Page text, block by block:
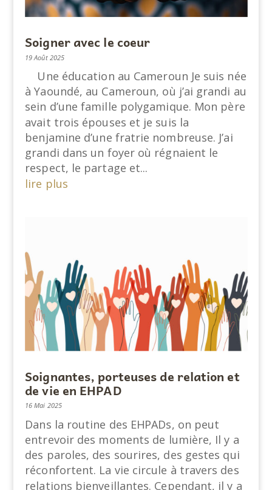
Soigner avec le coeur
19 Août 2025
Une éducation au Cameroun Je suis née
à Yaoundé, au Cameroun, où j’ai grandi au
sein d’une famille polygamique. Mon père
avait trois épouses et je suis la
benjamine d’une fratrie nombreuse. J’ai
grandi dans un foyer où régnaient le
respect, le partage et...
lire plus
Soignantes, porteuses de relation et
de vie en EHPAD
16 Mai 2025
Dans la routine des EHPADs, on peut
entrevoir des moments de lumière, Il y a
des paroles, des sourires, des gestes qui
réconfortent. La vie circule à travers des
relations bienveillantes. Cependant, il y a